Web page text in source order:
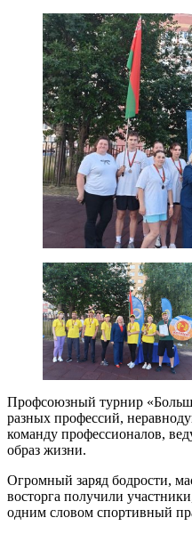
Профсоюзный турнир
разных профессий,
команду профессионалов,
образ жизни.
Огромный заряд бодрости,
восторга получили
одним словом спортивный